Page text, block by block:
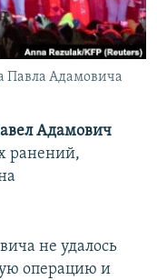
Павла Адамовича
Адамович
ранений,
не удалось
операцию и